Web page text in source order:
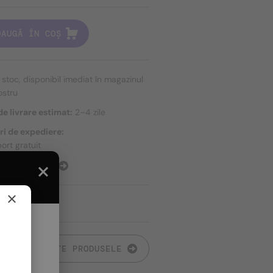
ÎN COȘ
stoc, disponibil imediat în magazinul
livrare estimat: 2–4 zile
de expediere:
gratuit
EXPEDIERE
TOATE PRODUSELE
×